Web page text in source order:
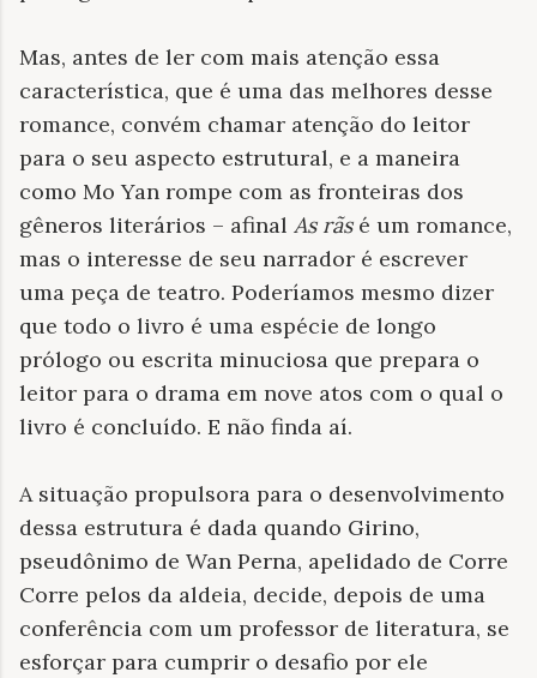
Mas, antes de ler com mais atenção essa
característica, que é uma das melhores desse
romance, convém chamar atenção do leitor
para o seu aspecto estrutural, e a maneira
como Mo Yan rompe com as fronteiras dos
gêneros literários – afinal As rãs é um romance,
mas o interesse de seu narrador é escrever
uma peça de teatro. Poderíamos mesmo dizer
que todo o livro é uma espécie de longo
prólogo ou escrita minuciosa que prepara o
leitor para o drama em nove atos com o qual o
livro é concluído. E não finda aí.
A situação propulsora para o desenvolvimento
dessa estrutura é dada quando Girino,
pseudônimo de Wan Perna, apelidado de Corre
Corre pelos da aldeia, decide, depois de uma
conferência com um professor de literatura, se
esforçar para cumprir o desafio por ele